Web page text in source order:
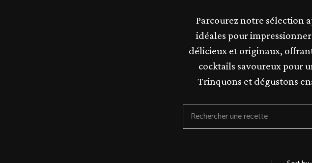
Parcourez notre sélection
idéales pour
délicieux et originaux,
cocktails savoureux pour
Trinquons et dégustons